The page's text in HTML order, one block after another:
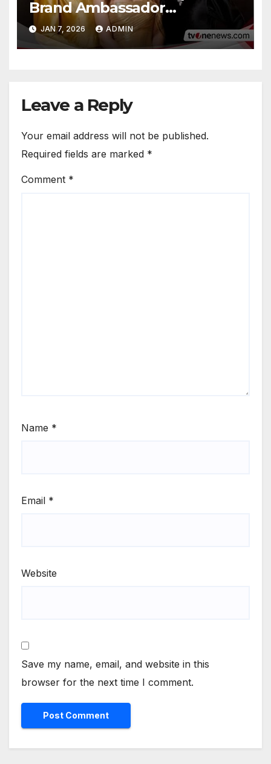
Brand Ambassador
Internasional – Nilai Kontrak
Rp100 M
JAN 7, 2026 ADMIN
Leave a Reply
Your email address will not be published.
Required fields are marked *
Comment *
Name *
Email *
Website
Save my name, email, and website in this
browser for the next time I comment.